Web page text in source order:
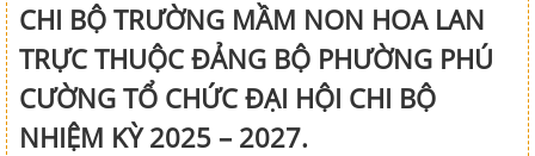
CHI BỘ TRƯỜNG MẦM NON HOA LAN
TRỰC THUỘC ĐẢNG BỘ PHƯỜNG PHÚ
CƯỜNG TỔ CHỨC ĐẠI HỘI CHI BỘ
NHIỆM KỲ 2025 – 2027.